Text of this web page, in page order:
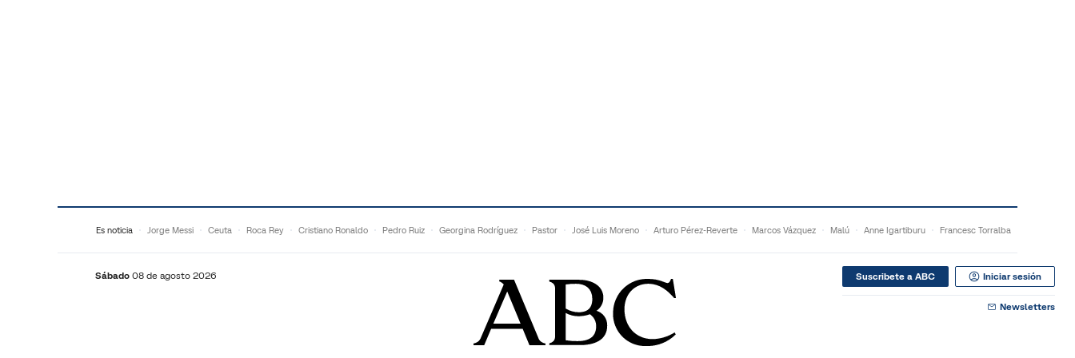
Es noticia Jorge Messi Ceuta Roca Rey Cristiano Ronaldo Pedro Ruiz Georgina Rodríguez Pastor José Luis Moreno Arturo Pérez-Reverte Marcos Vázquez Malú Anne Igartiburu Francesc Torralba
Sábado 08 de agosto 2026 Suscribete a ABC Iniciar sesión
Newsletters